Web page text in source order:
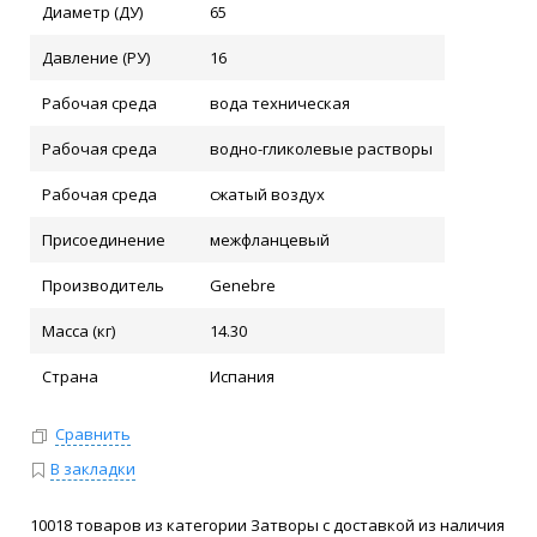
Диаметр (ДУ) 65
Давление (РУ) 16
Рабочая среда вода техническая
Рабочая среда водно-гликолевые растворы
Рабочая среда сжатый воздух
Присоединение межфланцевый
Производитель Genebre
Масса (кг) 14.30
Страна Испания
Сравнить
В закладки
10018 товаров из категории Затворы с доставкой из наличия